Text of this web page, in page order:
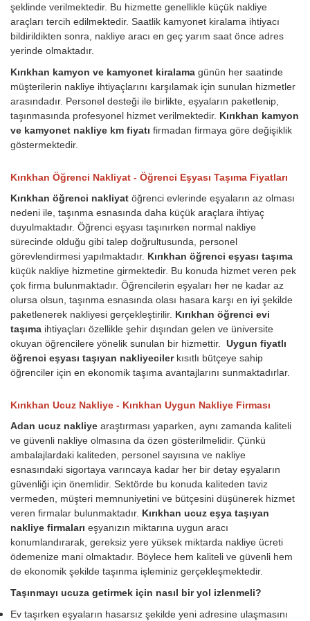
şeklinde verilmektedir. Bu hizmette genellikle küçük nakliye
araçları tercih edilmektedir. Saatlik kamyonet kiralama ihtiyacı
bildirildikten sonra, nakliye aracı en geç yarım saat önce adres
yerinde olmaktadır.
Kırıkhan kamyon ve kamyonet kiralama günün her saatinde
müşterilerin nakliye ihtiyaçlarını karşılamak için sunulan hizmetler
arasındadır. Personel desteği ile birlikte, eşyaların paketlenip,
taşınmasında profesyonel hizmet verilmektedir. Kırıkhan kamyon
ve kamyonet nakliye km fiyatı firmadan firmaya göre değişiklik
göstermektedir.
Kırıkhan Öğrenci Nakliyat - Öğrenci Eşyası Taşıma Fiyatları
Kırıkhan öğrenci nakliyat öğrenci evlerinde eşyaların az olması
nedeni ile, taşınma esnasında daha küçük araçlara ihtiyaç
duyulmaktadır. Öğrenci eşyası taşınırken normal nakliye
sürecinde olduğu gibi talep doğrultusunda, personel
görevlendirmesi yapılmaktadır. Kırıkhan öğrenci eşyası taşıma
küçük nakliye hizmetine girmektedir. Bu konuda hizmet veren pek
çok firma bulunmaktadır. Öğrencilerin eşyaları her ne kadar az
olursa olsun, taşınma esnasında olası hasara karşı en iyi şekilde
paketlenerek nakliyesi gerçekleştirilir. Kırıkhan öğrenci evi
taşıma ihtiyaçları özellikle şehir dışından gelen ve üniversite
okuyan öğrencilere yönelik sunulan bir hizmettir. Uygun fiyatlı
öğrenci eşyası taşıyan nakliyeciler kısıtlı bütçeye sahip
öğrenciler için en ekonomik taşıma avantajlarını sunmaktadırlar.
Kırıkhan Ucuz Nakliye - Kırıkhan Uygun Nakliye Firması
Adan ucuz nakliye araştırması yaparken, aynı zamanda kaliteli
ve güvenli nakliye olmasına da özen gösterilmelidir. Çünkü
ambalajlardaki kaliteden, personel sayısına ve nakliye
esnasındaki sigortaya varıncaya kadar her bir detay eşyaların
güvenliği için önemlidir. Sektörde bu konuda kaliteden taviz
vermeden, müşteri memnuniyetini ve bütçesini düşünerek hizmet
veren firmalar bulunmaktadır. Kırıkhan ucuz eşya taşıyan
nakliye firmaları eşyanızın miktarına uygun aracı
konumlandırarak, gereksiz yere yüksek miktarda nakliye ücreti
ödemenize mani olmaktadır. Böylece hem kaliteli ve güvenli hem
de ekonomik şekilde taşınma işleminiz gerçekleşmektedir.
Taşınmayı ucuza getirmek için nasıl bir yol izlenmeli?
Ev taşırken eşyaların hasarsız şekilde yeni adresine ulaşmasını